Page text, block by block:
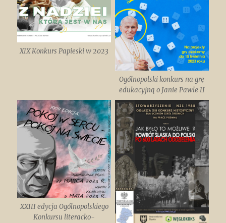
XIX Konkurs Papieski w 2023
Ogólnopolski konkurs na grę
edukacyjną o Janie Pawle II
XXIII edycja Ogólnopolskiego
Konkursu literacko-